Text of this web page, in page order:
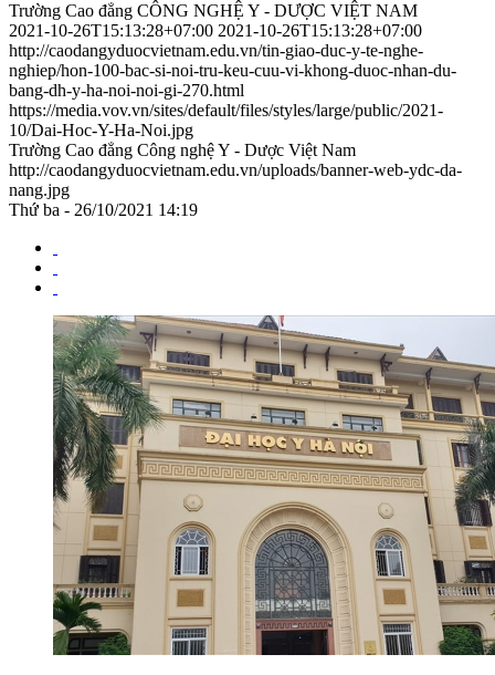
Trường Cao đẳng CÔNG NGHỆ Y - DƯỢC VIỆT NAM
2021-10-26T15:13:28+07:00 2021-10-26T15:13:28+07:00
http://caodangyduocvietnam.edu.vn/tin-giao-duc-y-te-nghe-
nghiep/hon-100-bac-si-noi-tru-keu-cuu-vi-khong-duoc-nhan-du-
bang-dh-y-ha-noi-noi-gi-270.html
https://media.vov.vn/sites/default/files/styles/large/public/2021-
10/Dai-Hoc-Y-Ha-Noi.jpg
Trường Cao đẳng Công nghệ Y - Dược Việt Nam
http://caodangyduocvietnam.edu.vn/uploads/banner-web-ydc-da-
nang.jpg
Thứ ba - 26/10/2021 14:19